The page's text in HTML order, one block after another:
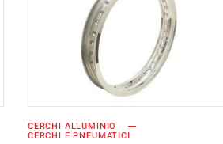
AGGIUNGI AL
CARRELLO
CERCHI ALLUMINIO
CERCHI E PNEUMATICI